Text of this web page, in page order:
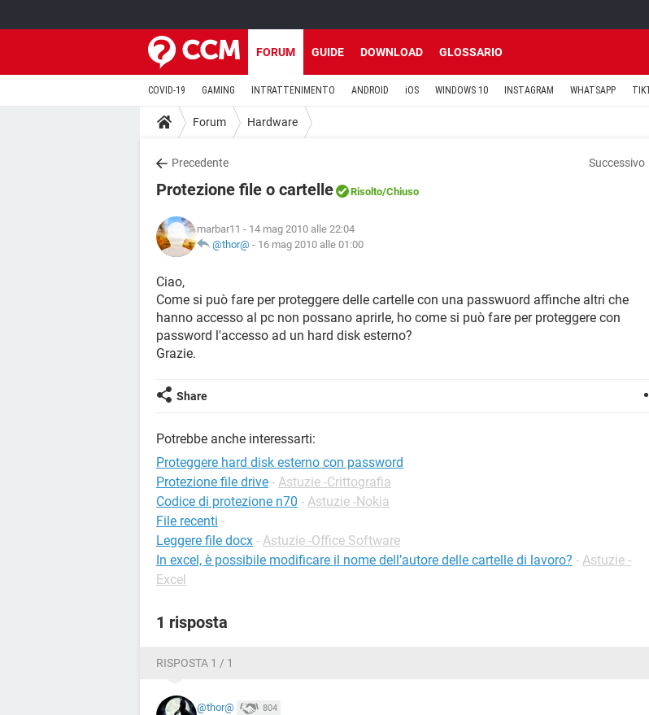
FORUM GUIDE DOWNLOAD GLOSSARIO
COVID-19 GAMING INTRATTENIMENTO ANDROID iOS WINDOWS 10 INSTAGRAM WHATSAPP
Forum Hardware
Precedente Successivo
Protezione file o cartelle Risolto/Chiuso
marbar11 - 14 mag 2010 alle 22:04
@thor@ - 16 mag 2010 alle 01:00
Ciao,
Come si può fare per proteggere delle cartelle con una passwuord affinche altri che
hanno accesso al pc non possano aprirle, ho come si può fare per proteggere con
password l'accesso ad un hard disk esterno?
Grazie.
Share
Potrebbe anche interessarti:
Proteggere hard disk esterno con password
Protezione file drive - Astuzie -Crittografia
Codice di protezione n70 - Astuzie -Nokia
File recenti -
Leggere file docx - Astuzie -Office Software
In excel, è possibile modificare il nome dell’autore delle cartelle di lavoro? - Astuzie -
Excel
1 risposta
RISPOSTA 1 / 1
@thor@ 804